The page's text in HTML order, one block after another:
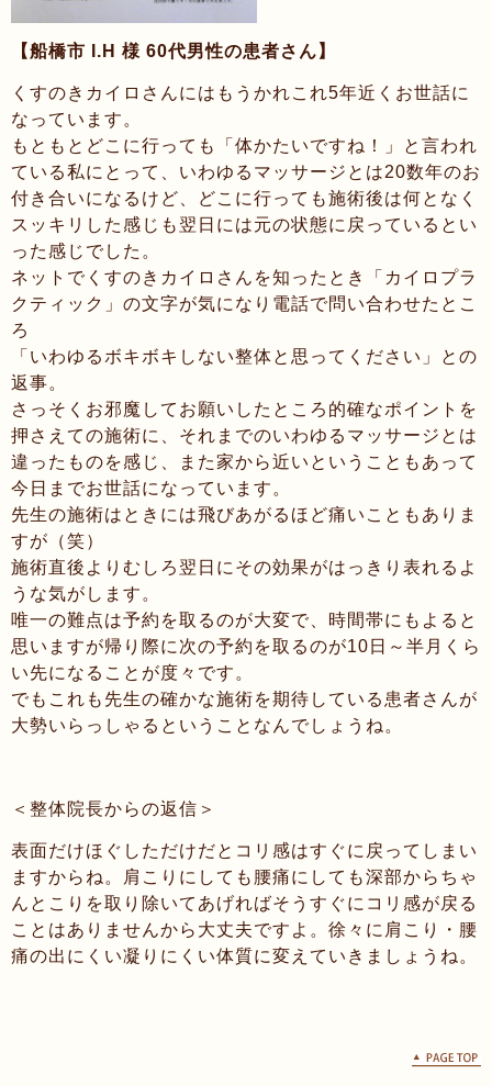
【船橋市 I.H 様 60代男性の患者さん】
くすのきカイロさんにはもうかれこれ5年近くお世話に
なっています。
もともとどこに行っても「体かたいですね！」と言われ
ている私にとって、いわゆるマッサージとは20数年のお
付き合いになるけど、どこに行っても施術後は何となく
スッキリした感じも翌日には元の状態に戻っているとい
った感じでした。
ネットでくすのきカイロさんを知ったとき「カイロプラ
クティック」の文字が気になり電話で問い合わせたとこ
ろ
「いわゆるボキボキしない整体と思ってください」との
返事。
さっそくお邪魔してお願いしたところ的確なポイントを
押さえての施術に、それまでのいわゆるマッサージとは
違ったものを感じ、また家から近いということもあって
今日までお世話になっています。
先生の施術はときには飛びあがるほど痛いこともありま
すが（笑）
施術直後よりむしろ翌日にその効果がはっきり表れるよ
うな気がします。
唯一の難点は予約を取るのが大変で、時間帯にもよると
思いますが帰り際に次の予約を取るのが10日～半月くら
い先になることが度々です。
でもこれも先生の確かな施術を期待している患者さんが
大勢いらっしゃるということなんでしょうね。
＜整体院長からの返信＞
表面だけほぐしただけだとコリ感はすぐに戻ってしまい
ますからね。肩こりにしても腰痛にしても深部からちゃ
んとこりを取り除いてあげればそうすぐにコリ感が戻る
ことはありませんから大丈夫ですよ。徐々に肩こり・腰
痛の出にくい凝りにくい体質に変えていきましょうね。